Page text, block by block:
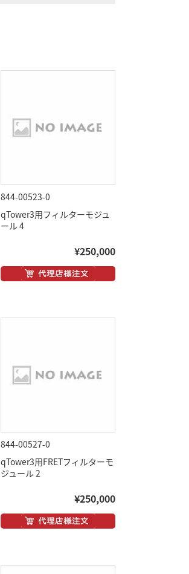
844-00523-0
qTower3用フィルターモジュ
ール 4
¥250,000
844-00527-0
qTower3用FRETフィルターモ
ジュール 2
¥250,000